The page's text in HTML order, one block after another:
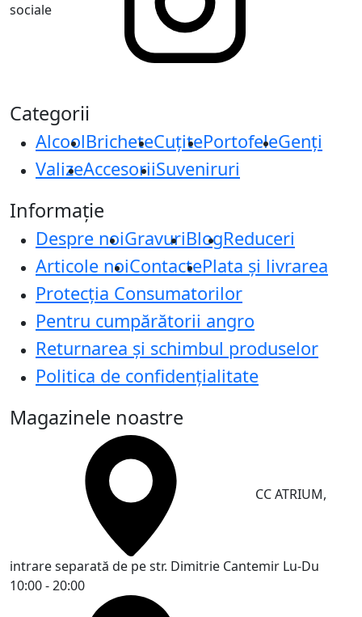
sociale
Categorii
AlcoolBricheteCuțitePortofeleGenți
ValizeAccesoriiSuveniruri
Informație
Despre noiGravuriBlogReduceri
Articole noiContactePlata și livrarea
Protecţia Consumatorilor
Pentru cumpărătorii angro
Returnarea și schimbul produselor
Politica de confidențialitate
Magazinele noastre
CC ATRIUM,
intrare separată de pe str. Dimitrie Cantemir Lu-Du
10:00 - 20:00